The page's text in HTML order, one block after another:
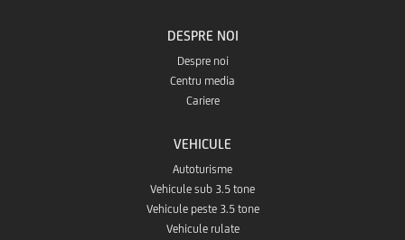
DESPRE NOI
Despre noi
Centru media
Cariere
VEHICULE
Autoturisme
Vehicule sub 3.5 tone
Vehicule peste 3.5 tone
Vehicule rulate